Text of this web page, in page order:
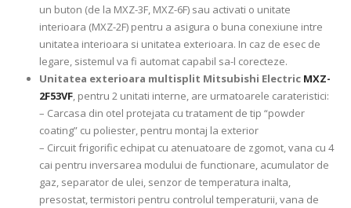
un buton (de la MXZ-3F, MXZ-6F) sau activati o unitate
interioara (MXZ-2F) pentru a asigura o buna conexiune intre
unitatea interioara si unitatea exterioara. In caz de esec de
legare, sistemul va fi automat capabil sa-l corecteze.
Unitatea exterioara multisplit Mitsubishi Electric MXZ-
2F53VF, pentru 2 unitati interne, are urmatoarele carateristici:
– Carcasa din otel protejata cu tratament de tip “powder
coating” cu poliester, pentru montaj la exterior
– Circuit frigorific echipat cu atenuatoare de zgomot, vana cu 4
cai pentru inversarea modului de functionare, acumulator de
gaz, separator de ulei, senzor de temperatura inalta,
presostat, termistori pentru controlul temperaturii, vana de